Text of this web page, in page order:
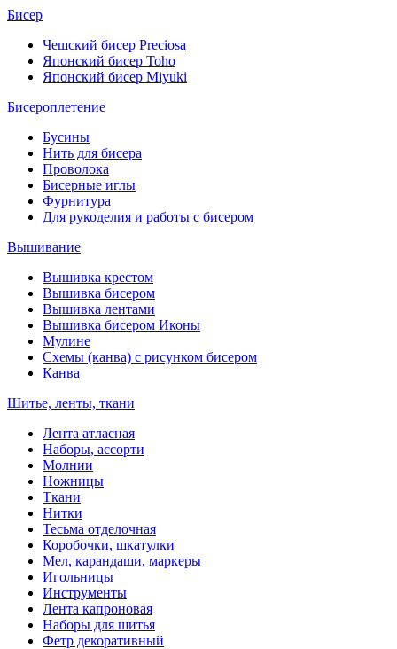
Бисер
Чешский бисер Preciosa
Японский бисер Toho
Японский бисер Miyuki
Бисероплетение
Бусины
Нить для бисера
Проволока
Бисерные иглы
Фурнитура
Для рукоделия и работы с бисером
Вышивание
Вышивка крестом
Вышивка бисером
Вышивка лентами
Вышивка бисером Иконы
Мулине
Схемы (канва) с рисунком бисером
Канва
Шитье, ленты, ткани
Лента атласная
Наборы, ассорти
Молнии
Ножницы
Ткани
Нитки
Тесьма отделочная
Коробочки, шкатулки
Мел, карандаши, маркеры
Игольницы
Инструменты
Лента капроновая
Наборы для шитья
Фетр декоративный